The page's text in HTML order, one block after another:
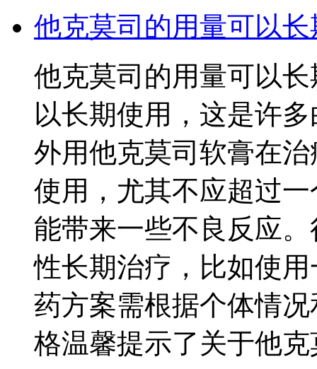
他克莫司的用量可以
他克莫司的用量可以
以长期使用，这是许
外用他克莫司软膏在
使用，尤其不应超过
能带来一些不良反应
性长期治疗，比如使
药方案需根据个体情
格温馨提示了关于他